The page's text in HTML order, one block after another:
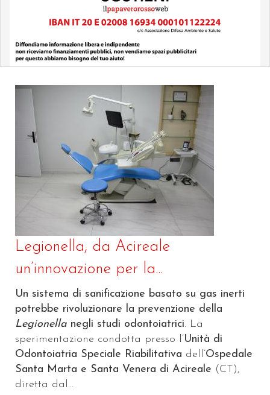
Legionella, da Acireale
un’innovazione per la...
Un sistema di sanificazione basato su gas inerti
potrebbe rivoluzionare la prevenzione della
Legionella negli studi odontoiatrici. La
sperimentazione condotta presso l’Unità di
Odontoiatria Speciale Riabilitativa dell’Ospedale
Santa Marta e Santa Venera di Acireale (CT),
diretta dal...